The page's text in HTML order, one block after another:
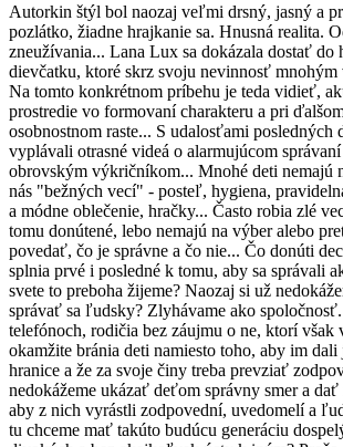
Autorkin štýl bol naozaj veľmi drsný, jasný a
pozlátko, žiadne hrajkanie sa. Hnusná realita.
zneužívania... Lana Lux sa dokázala dostať do
dievčatku, ktoré skrz svoju nevinnosť mnohým
Na tomto konkrétnom príbehu je teda vidieť,
prostredie vo formovaní charakteru a pri
osobnostnom raste... S udalosťami posledných
vyplávali otrasné videá o alarmujúcom
obrovským výkričníkom... Mnohé deti nemajú
nás "bežných vecí" - posteľ, hygiena,
a módne oblečenie, hračky... Často robia zlé
tomu donútené, lebo nemajú na výber alebo
povedať, čo je správne a čo nie... Čo donúti
splnia prvé i posledné k tomu, aby sa správali
svete to preboha žijeme? Naozaj si už
správať sa ľudsky? Zlyhávame ako
telefónoch, rodičia bez záujmu o ne, ktorí však
okamžite bránia deti namiesto toho, aby im dali
hranice a že za svoje činy treba prevziať
nedokážeme ukázať deťom správny smer a
aby z nich vyrástli zodpovední, uvedomelí a
tu chceme mať takúto budúcu generáciu